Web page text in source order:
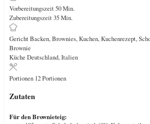
Vorbereitungszeit50Minuten
Min.
Zubereitungszeit35Minuten
Min.
GerichtBacken, Brownies, Kuchen, Kuchenrezept,
Brownie
Küche Deutschland, Italien
Portionen 12Portionen
Zutaten
Für den Brownieteig: